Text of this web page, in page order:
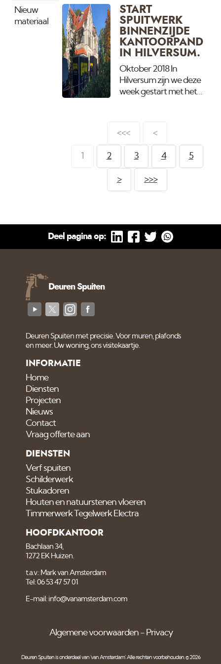
Nieuw
materiaal
instagram pagina.
START
SPUITWERK
BINNENZIJDE
KANTOORPAND
IN HILVERSUM.
Oktober 2018 In
Hilversum zijn we deze
week gestart met het
Voorheen zat hier een
bank in met klasieke
kleuren en wij gaan dit
veranderen in de
kleuren van deze tijd.
<<< <
1 2 3 4 5
> >>>
Deel pagina op:
Deuren Spuiten
Deuren Spuiten met precisie. Voor muren, plafonds
en meer. Uw woning, ons visitekaartje.
INFORMATIE
Home
Diensten
Projecten
Nieuws
Contact
Vraag offerte aan
DIENSTEN
Verf spuiten
Schilderwerk
Stukadoren
Houten en natuurstenen vloeren
Timmerwerk Tegelwerk Electra
HOOFDKANTOOR
Bachlaan 34,
1272 EK Huizen.
t.a.v.: Mark van Amsterdam
Tel: 06 53 47 57 01
E-mail: info@vanamsterdam.com
Algemene voorwaarden Privacy
Deuren Spuiten is onderdeel van'van Amsterdam'. Alle rechten voorbehouden. © 2026